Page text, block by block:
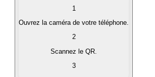
qui vous intéressent
vos cryptomonnaies en monnaie
1
Ouvrez la caméra de votre téléphone.
2
Scannez le QR.
3